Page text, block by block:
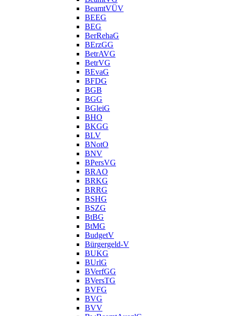
BeamtVÜV
BEEG
BEG
BerRehaG
BErzGG
BetrAVG
BetrVG
BEvaG
BFDG
BGB
BGG
BGleiG
BHO
BKGG
BLV
BNotO
BNV
BPersVG
BRAO
BRKG
BRRG
BSHG
BSZG
BtBG
BtMG
BudgetV
Bürgergeld-V
BUKG
BUrlG
BVerfGG
BVersTG
BVFG
BVG
BVV